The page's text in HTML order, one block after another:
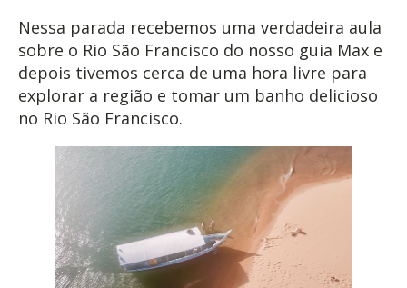
Nessa parada recebemos uma verdadeira aula
sobre o Rio São Francisco do nosso guia Max e
depois tivemos cerca de uma hora livre para
explorar a região e tomar um banho delicioso
no Rio São Francisco.